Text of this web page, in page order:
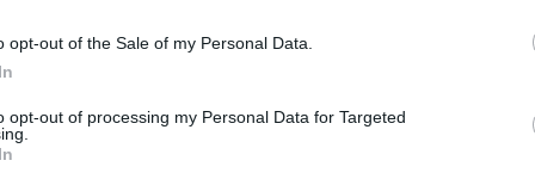
opt-out of the Sale of my Personal Data.
opt-out of processing my Personal Data for Targeted
diskusija: Rusija – Europos šeimos narė?